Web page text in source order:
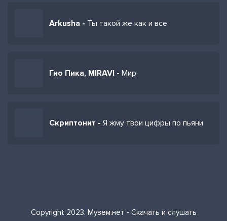
Arkusha - Ты такой же как и все
Гио Пика, MIRAVI - Мир
Скриптонит - Я жму твои цифры по пьяни
Copyright 2023. Музем.нет - Скачать и слушать